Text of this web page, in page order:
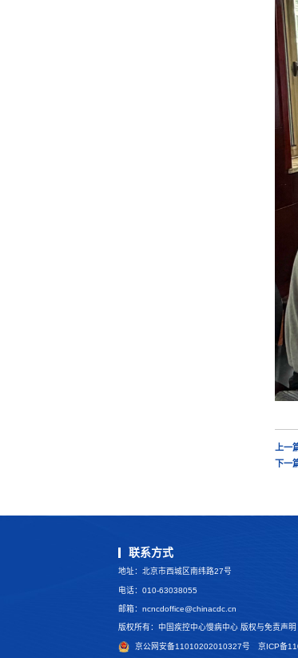
上一
下一
联系方式
地址：北京市西城区南纬路27号
电话：010-63038055
邮箱： ncncdoffice@chinacdc.cn
版权所有：中国疾控中心慢病中心 版权与免责声明
京公网安备11010202010327号 京ICP备